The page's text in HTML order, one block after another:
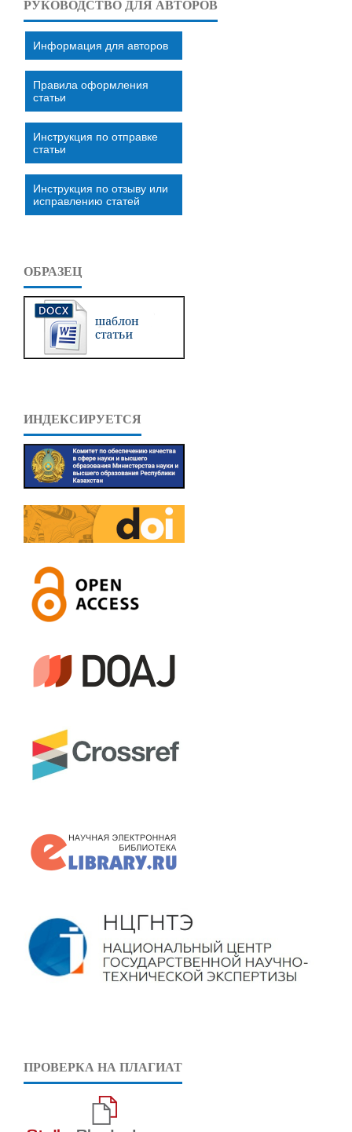
РУКОВОДСТВО ДЛЯ АВТОРОВ
Информация для авторов
Правила оформления
статьи
Инструкция по отправке
статьи
Инструкция по отзыву или
исправлению статей
ОБРАЗЕЦ
ИНДЕКСИРУЕТСЯ
ПРОВЕРКА НА ПЛАГИАТ